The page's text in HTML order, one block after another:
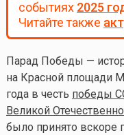
событиях 2025
Читайте также
Парад Победы —
на Красной площади
года в честь победы
Великой
было принято вскоре